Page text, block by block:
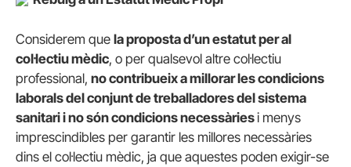
Considerem que la proposta d’un estatut per al
coŀlectiu mèdic, o per qualsevol altre coŀlectiu
professional, no contribueix a millorar les condicions
laborals del conjunt de treballadores del sistema
sanitari i no són condicions necessàriesi menys
imprescindibles per garantir les millores necessàries
dins el coŀlectiu mèdic, ja que aquestes poden exigir-se